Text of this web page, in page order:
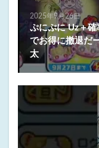
2025年9月26日
ぷにぷに Uz＋
でお得に撤退
太